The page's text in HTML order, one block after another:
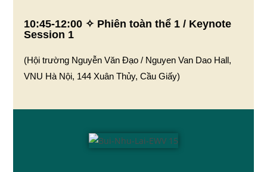
10:45-12:00 ✧ Phiên toàn thể 1 / Keynote
Session 1
(Hội trường Nguyễn Văn Đạo / Nguyen Van Dao Hall,
VNU Hà Nội, 144 Xuân Thủy, Cầu Giấy)